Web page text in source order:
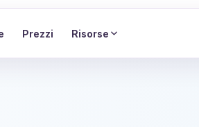
Prezzi Risorse